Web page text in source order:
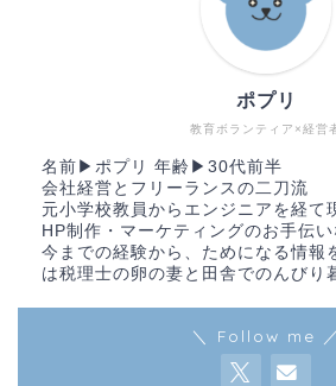
教育ボランティア×経営
ポプリ
名前▶︎ポプリ 年齢▶︎30代前半
会社経営とフリーランスの二刀流
元小学校教員からエンジニアを経て
HP制作・マーケティングのお手伝い
今までの経験から、ためになる情報
は税理士の卵の妻と田舎でのんびり
＼ Follow me ／